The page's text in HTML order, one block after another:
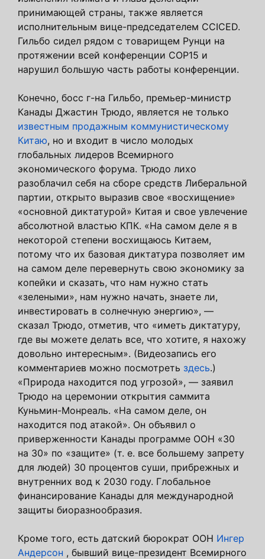
принимающей страны, также является
исполнительным вице-председателем CCICED.
Гильбо сидел рядом с товарищем Рунци на
протяжении всей конференции COP15 и
нарушил большую часть работы конференции.
Конечно, босс г-на Гильбо, премьер-министр
Канады Джастин Трюдо, является не только
известным продажным коммунистическому
Китаю, но и входит в число молодых
глобальных лидеров Всемирного
экономического форума. Трюдо лихо
разоблачил себя на сборе средств Либеральной
партии, открыто выразив свое «восхищение»
«основной диктатурой» Китая и свое увлечение
абсолютной властью КПК. «На самом деле я в
некоторой степени восхищаюсь Китаем,
потому что их базовая диктатура позволяет им
на самом деле перевернуть свою экономику за
копейки и сказать, что нам нужно стать
«зелеными», нам нужно начать, знаете ли,
инвестировать в солнечную энергию», —
сказал Трюдо, отметив, что «иметь диктатуру,
где вы можете делать все, что хотите, я нахожу
довольно интересным». (Видеозапись его
комментариев можно посмотреть здесь.)
«Природа находится под угрозой», — заявил
Трюдо на церемонии открытия саммита
Куньмин-Монреаль. «На самом деле, он
находится под атакой». Он объявил о
приверженности Канады программе ООН «30
на 30» по «защите» (т. е. все большему запрету
для людей) 30 процентов суши, прибрежных и
внутренних вод к 2030 году. Глобальное
финансирование Канады для международной
защиты биоразнообразия.
Кроме того, есть датский бюрократ ООН Ингер
Андерсон , бывший вице-президент Всемирного